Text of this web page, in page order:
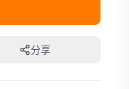
分享